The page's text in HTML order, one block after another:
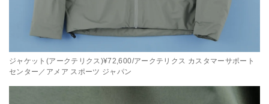
ジャケット(アークテリクス)¥72,600/アークテリクス カスタマーサポート
センター／アメア スポーツ ジャパン